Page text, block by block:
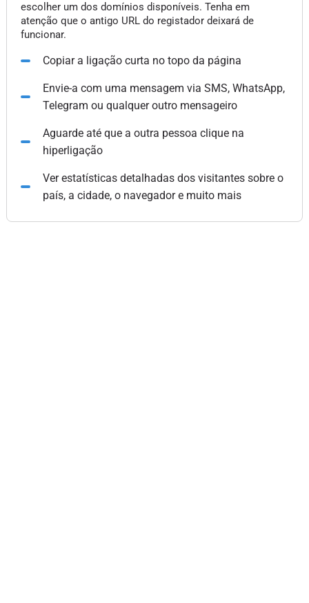
escolher um dos domínios disponíveis. Tenha em
atenção que o antigo URL do registador deixará de
funcionar.
Copiar a ligação curta no topo da página
Envie-a com uma mensagem via SMS, WhatsApp,
Telegram ou qualquer outro mensageiro
Aguarde até que a outra pessoa clique na
hiperligação
Ver estatísticas detalhadas dos visitantes sobre o
país, a cidade, o navegador e muito mais